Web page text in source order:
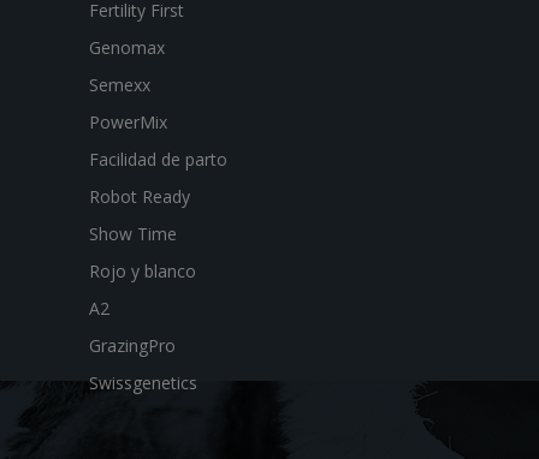
Fertility First
Genomax
Semexx
PowerMix
Facilidad de parto
Robot Ready
Show Time
Rojo y blanco
A2
GrazingPro
Swissgenetics